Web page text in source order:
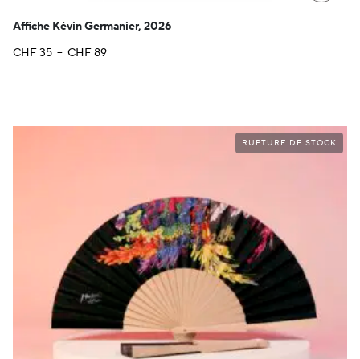
Affiche Kévin Germanier, 2026
CHF35 – CHF89Plage
RUPTURE DE STOCK